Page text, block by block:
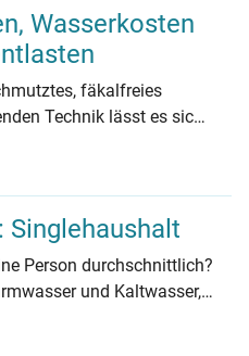
Wasserkosten
fäkalfreies
Technik lässt es sich
lohnt,
Singlehaushalt
Person durchschnittlich?
und Kaltwasser,
Artikel.